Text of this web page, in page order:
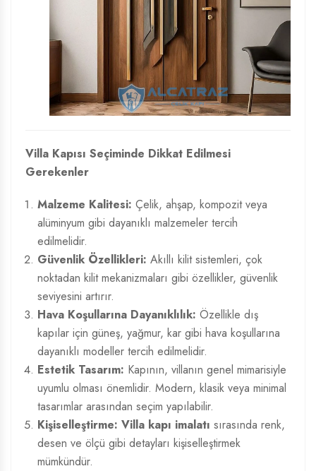
Villa Kapısı Seçiminde Dikkat Edilmesi
Gerekenler
Malzeme Kalitesi: Çelik, ahşap, kompozit veya
alüminyum gibi dayanıklı malzemeler tercih
edilmelidir.
Güvenlik Özellikleri: Akıllı kilit sistemleri, çok
noktadan kilit mekanizmaları gibi özellikler, güvenlik
seviyesini artırır.
Hava Koşullarına Dayanıklılık: Özellikle dış
kapılar için güneş, yağmur, kar gibi hava koşullarına
dayanıklı modeller tercih edilmelidir.
Estetik Tasarım: Kapının, villanın genel mimarisiyle
uyumlu olması önemlidir. Modern, klasik veya minimal
tasarımlar arasından seçim yapılabilir.
Kişiselleştirme: Villa kapı imalatı sırasında renk,
desen ve ölçü gibi detayları kişiselleştirmek
mümkündür.